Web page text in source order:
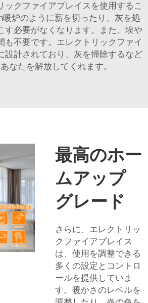
ックファイアプレイスを使用するこ
暖炉のように薪を切ったり、灰を処
す必要がなくなります。また、埃や
も不要です。エレクトリックファイ
設計されており、灰を掃除するなど
なたを解放してくれます。
最高のホー
ムアップ
グレード
さらに、エレクトリッ
クファイアプレイス
は、使用を調整できる
多くの設定とコントロ
ールを提供していま
す。暖かさのレベルを